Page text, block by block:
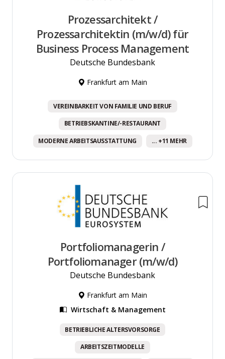
Prozessarchitekt /
Prozessarchitektin (m/w/d) für
Business Process Management
Deutsche Bundesbank
Frankfurt am Main
VEREINBARKEIT VON FAMILIE UND BERUF
BETRIEBSKANTINE/-RESTAURANT
MODERNE ARBEITSAUSSTATTUNG ... +11 MEHR
Portfoliomanagerin /
Portfoliomanager (m/w/d)
Deutsche Bundesbank
Frankfurt am Main
Wirtschaft & Management
BETRIEBLICHE ALTERSVORSORGE
ARBEITSZEITMODELLE